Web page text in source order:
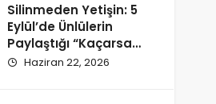
Silinmeden Yetişin: 5
Eylül’de Ünlülerin
Paylaştığı “Kaçarsa
Yazık Olur” Temalı
Haziran 22, 2026